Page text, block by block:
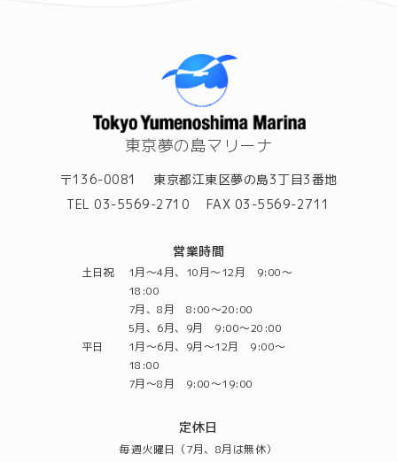
東京夢の島マリーナ
〒136-0081
東京都江東区夢の島3丁目3番地
TEL 03-5569-2710
FAX 03-5569-2711
営業時間
土日祝
1月～4月、10月～12月 9:00～
18:00
7月、8月 8:00～20:00
5月、6月、9月 9:00～20:00
平日
1月～6月、9月～12月 9:00～
18:00
7月～8月 9:00～19:00
定休日
毎週火曜日（7月、8月は無休）